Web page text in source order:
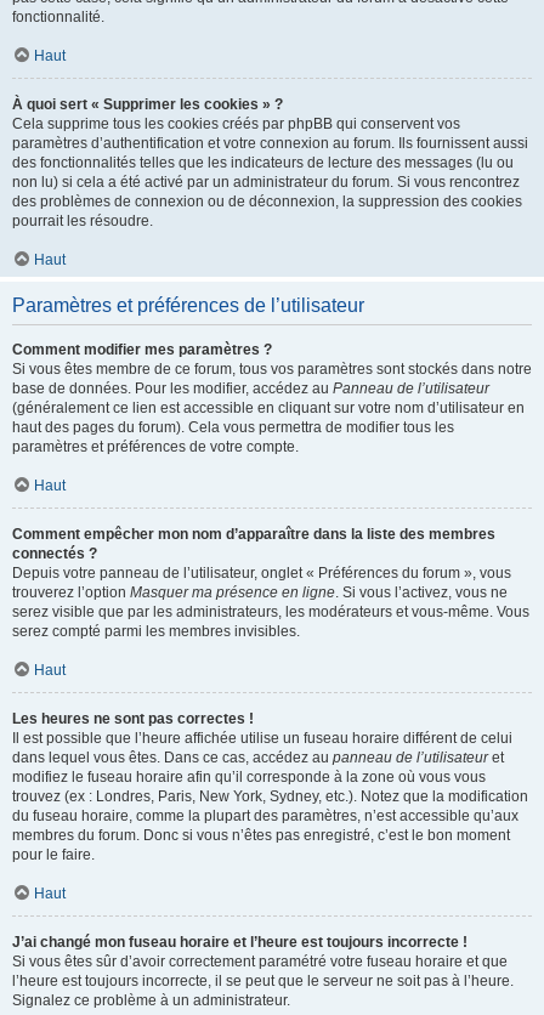
fonctionnalité.
Haut
À quoi sert « Supprimer les cookies » ?
Cela supprime tous les cookies créés par phpBB qui conservent vos
paramètres d’authentification et votre connexion au forum. Ils fournissent aussi
des fonctionnalités telles que les indicateurs de lecture des messages (lu ou
non lu) si cela a été activé par un administrateur du forum. Si vous rencontrez
des problèmes de connexion ou de déconnexion, la suppression des cookies
pourrait les résoudre.
Haut
Paramètres et préférences de l’utilisateur
Comment modifier mes paramètres ?
Si vous êtes membre de ce forum, tous vos paramètres sont stockés dans notre
base de données. Pour les modifier, accédez au Panneau de l’utilisateur
(généralement ce lien est accessible en cliquant sur votre nom d’utilisateur en
haut des pages du forum). Cela vous permettra de modifier tous les
paramètres et préférences de votre compte.
Haut
Comment empêcher mon nom d’apparaître dans la liste des membres
connectés ?
Depuis votre panneau de l’utilisateur, onglet « Préférences du forum », vous
trouverez l’option Masquer ma présence en ligne. Si vous l’activez, vous ne
serez visible que par les administrateurs, les modérateurs et vous-même. Vous
serez compté parmi les membres invisibles.
Haut
Les heures ne sont pas correctes !
Il est possible que l’heure affichée utilise un fuseau horaire différent de celui
dans lequel vous êtes. Dans ce cas, accédez au panneau de l’utilisateuret
modifiez le fuseau horaire afin qu’il corresponde à la zone où vous vous
trouvez (ex : Londres, Paris, New York, Sydney, etc.). Notez que la modification
du fuseau horaire, comme la plupart des paramètres, n’est accessible qu’aux
membres du forum. Donc si vous n’êtes pas enregistré, c’est le bon moment
pour le faire.
Haut
J’ai changé mon fuseau horaire et l’heure est toujours incorrecte !
Si vous êtes sûr d’avoir correctement paramétré votre fuseau horaire et que
l’heure est toujours incorrecte, il se peut que le serveur ne soit pas à l’heure.
Signalez ce problème à un administrateur.